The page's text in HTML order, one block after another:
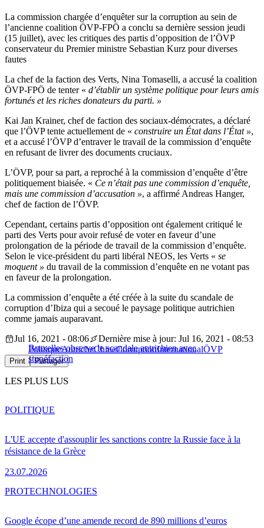
La commission chargée d’enquêter sur la corruption au sein de
l’ancienne coalition ÖVP-FPÖ a conclu sa dernière session jeudi
(15 juillet), avec les critiques des partis d’opposition de l’ÖVP
conservateur du Premier ministre Sebastian Kurz pour diverses
fautes
La chef de la faction des Verts, Nina Tomaselli, a accusé la coalition
ÖVP-FPÖ de tenter « d’établir un système politique pour leurs amis
fortunés et les riches donateurs du parti. »
Kai Jan Krainer, chef de faction des sociaux-démocrates, a déclaré
que l’ÖVP tente actuellement de « construire un État dans l’État »,
et a accusé l’ÖVP d’entraver le travail de la commission d’enquête
en refusant de livrer des documents cruciaux.
L’ÖVP, pour sa part, a reproché à la commission d’enquête d’être
politiquement biaisée. « Ce n’était pas une commission d’enquête,
mais une commission d’accusation », a affirmé Andreas Hanger,
chef de faction de l’ÖVP.
Cependant, certains partis d’opposition ont également critiqué le
parti des Verts pour avoir refusé de voter en faveur d’une
prolongation de la période de travail de la commission d’enquête.
Selon le vice-président du parti libéral NEOS, les Verts « se
moquent » du travail de la commission d’enquête en ne votant pas
en faveur de la prolongation.
La commission d’enquête a été créée à la suite du scandale de
corruption d’Ibiza qui a secoué le paysage politique autrichien
comme jamais auparavant.
Bruxelles observe le scandale autrichien avec
stupéfaction
Jul 16, 2021 - 08:06
Dernière mise à jour: Jul 16, 2021 - 08:53
PolitiqueAutricheChineCorruptionInternationalÖVP
Print Partager
LES PLUS LUS
L'UE accepte d'assouplir les sanctions contre la Russie face à la
résistance de la Grèce
23.07.2026
POLITIQUE
Google écope d’une amende record de 890 millions d’euros
PROTECHNOLOGIES